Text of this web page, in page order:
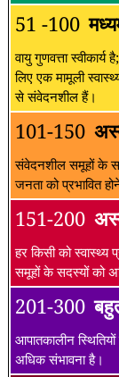
51 -100
वायु गुणवत्ता
लिए एक मामूली
से संवेदनशील हैं।
101-150
संवेदनशील समूहों के
जनता को प्रभावित
151-200
हर किसी को
समूहों के सदस्यों को
201-300
आपातकालीन स्थितियों
अधिक संभावना है।